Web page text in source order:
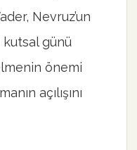
Nevruz’un
kutsal günü
önemi
açılışını